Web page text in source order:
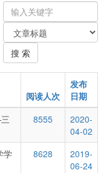
输
入
键
字：
关
键
类
型
搜 索
阅读人次
发布
日期
8555
2020-
04-02
学
8628
2019-
06-24